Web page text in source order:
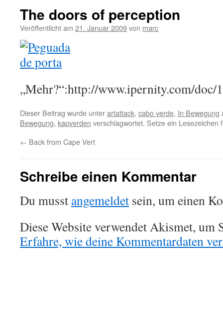
The doors of perception
Veröffentlicht am 21. Januar 2009von marc
„Mehr?“:http://www.ipernity.com/doc/
Dieser Beitrag wurde unterartattack, cabo verde, In Bewegung
Bewegung, kapverden verschlagwortet. Setze ein Lesezeichen
← Back from Cape Vert
Schreibe einen Kommentar
Du musst angemeldet sein, um einen
Diese Website verwendet Akismet, um
Erfahre, wie deine Kommentardaten